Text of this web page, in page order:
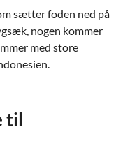
sætter foden ned på
nogen kommer
med store
til